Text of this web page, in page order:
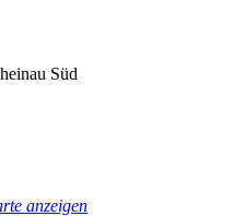
Süd
anzeigen